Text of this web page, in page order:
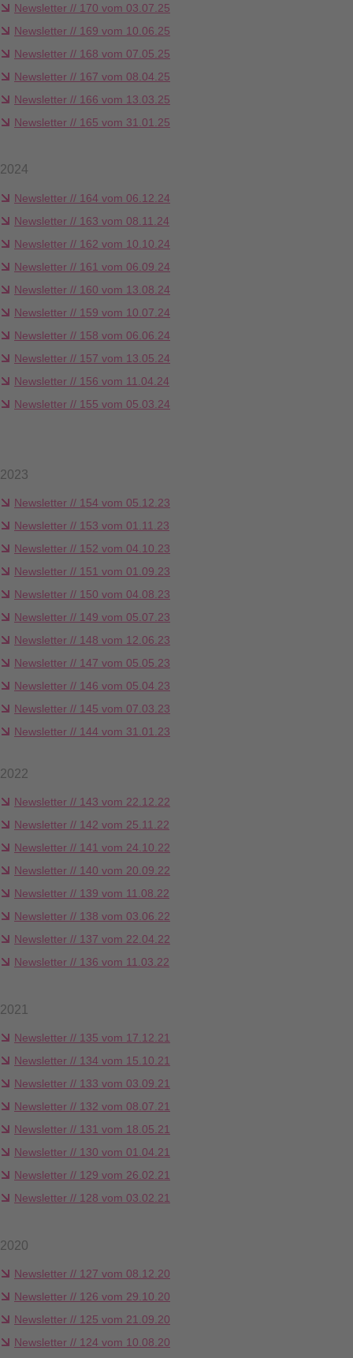
Newsletter // 170 vom 03.07.25
Newsletter // 169 vom 10.06.25
Newsletter // 168 vom 07.05.25
Newsletter // 167 vom 08.04.25
Newsletter // 166 vom 13.03.25
Newsletter // 165 vom 31.01.25
2024
Newsletter // 164 vom 06.12.24
Newsletter // 163 vom 08.11.24
Newsletter // 162 vom 10.10.24
Newsletter // 161 vom 06.09.24
Newsletter // 160 vom 13.08.24
Newsletter // 159 vom 10.07.24
Newsletter // 158 vom 06.06.24
Newsletter // 157 vom 13.05.24
Newsletter // 156 vom 11.04.24
Newsletter // 155 vom 05.03.24
2023
Newsletter // 154 vom 05.12.23
Newsletter // 153 vom 01.11.23
Newsletter // 152 vom 04.10.23
Newsletter // 151 vom 01.09.23
Newsletter // 150 vom 04.08.23
Newsletter // 149 vom 05.07.23
Newsletter // 148 vom 12.06.23
Newsletter // 147 vom 05.05.23
Newsletter // 146 vom 05.04.23
Newsletter // 145 vom 07.03.23
Newsletter // 144 vom 31.01.23
2022
Newsletter // 143 vom 22.12.22
Newsletter // 142 vom 25.11.22
Newsletter // 141 vom 24.10.22
Newsletter // 140 vom 20.09.22
Newsletter // 139 vom 11.08.22
Newsletter // 138 vom 03.06.22
Newsletter // 137 vom 22.04.22
Newsletter // 136 vom 11.03.22
2021
Newsletter // 135 vom 17.12.21
Newsletter // 134 vom 15.10.21
Newsletter // 133 vom 03.09.21
Newsletter // 132 vom 08.07.21
Newsletter // 131 vom 18.05.21
Newsletter // 130 vom 01.04.21
Newsletter // 129 vom 26.02.21
Newsletter // 128 vom 03.02.21
2020
Newsletter // 127 vom 08.12.20
Newsletter // 126 vom 29.10.20
Newsletter // 125 vom 21.09.20
Newsletter // 124 vom 10.08.20